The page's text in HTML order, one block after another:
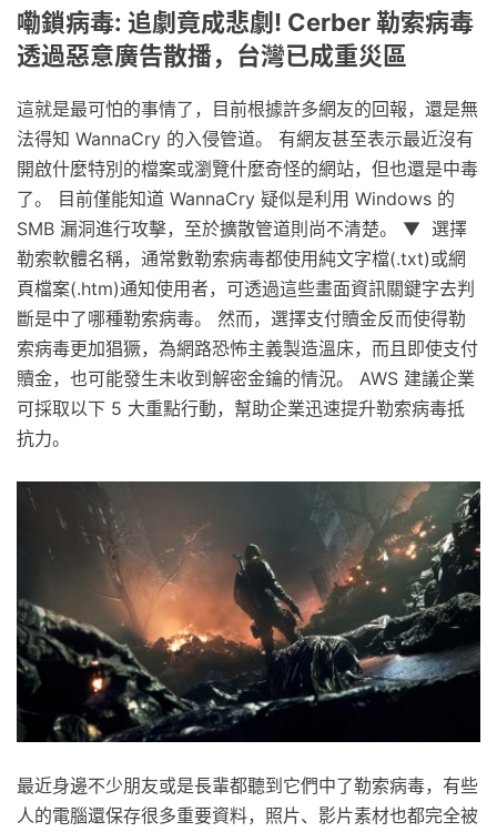
嘞鎖病毒: 追劇竟成悲劇! Cerber 勒索病毒
透過惡意廣告散播，台灣已成重災區
這就是最可怕的事情了，目前根據許多網友的回報，還是無
法得知 WannaCry 的入侵管道。 有網友甚至表示最近沒有
開啟什麼特別的檔案或瀏覽什麼奇怪的網站，但也還是中毒
了。 目前僅能知道 WannaCry 疑似是利用 Windows 的
SMB 漏洞進行攻擊，至於擴散管道則尚不清楚。 ▼ 選擇
勒索軟體名稱，通常數勒索病毒都使用純文字檔(.txt)或網
頁檔案(.htm)通知使用者，可透過這些畫面資訊關鍵字去判
斷是中了哪種勒索病毒。 然而，選擇支付贖金反而使得勒
索病毒更加猖獗，為網路恐怖主義製造溫床，而且即使支付
贖金，也可能發生未收到解密金鑰的情況。 AWS 建議企業
可採取以下 5 大重點行動，幫助企業迅速提升勒索病毒抵
抗力。
最近身邊不少朋友或是長輩都聽到它們中了勒索病毒，有些
人的電腦還保存很多重要資料，照片、影片素材也都完全被